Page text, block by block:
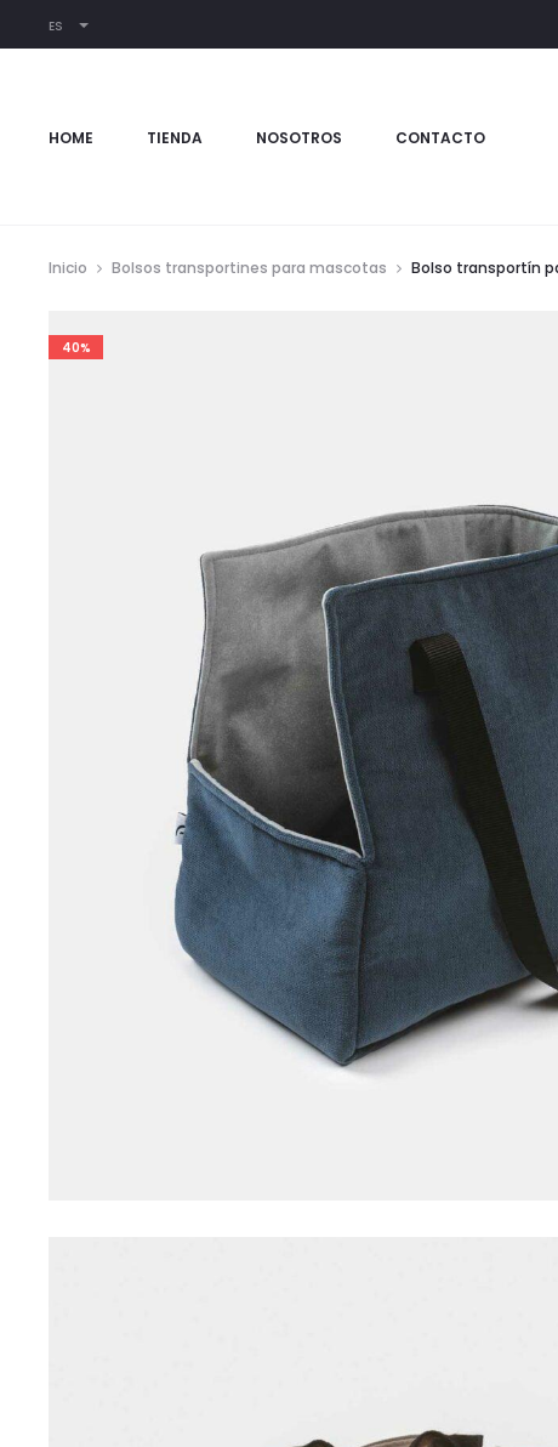
ES
HOME TIENDA NOSOTROS CONTACTO
Inicio Bolsos transportines para mascotas Bolso transportín
40%